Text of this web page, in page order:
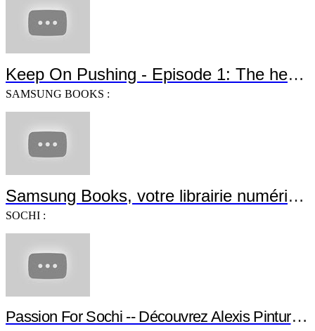
Keep On Pushing - Episode 1: The heroes are back
SAMSUNG BOOKS :
Samsung Books, votre librairie numérique !
SOCHI :
Passion For Sochi -- Découvrez Alexis Pinturault !